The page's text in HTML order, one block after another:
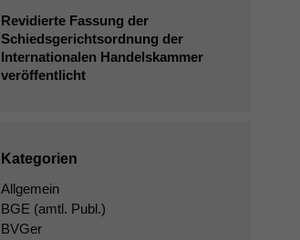
Revidierte Fassung der
Schiedsgerichtsordnung der
Internationalen Handelskammer
veröffentlicht
Kategorien
Allgemein
BGE (amtl. Publ.)
BVGer